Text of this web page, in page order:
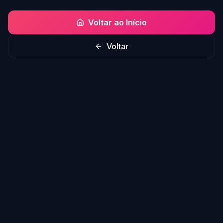
Voltar ao Início
Voltar